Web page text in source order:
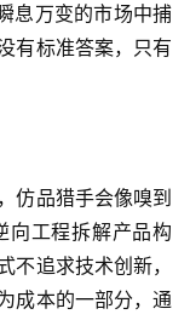
息万变的市场中捕
有标准答案，只有
仿品猎手会像嗅到
向工程拆解产品构
不追求技术创新，
成本的一部分，通